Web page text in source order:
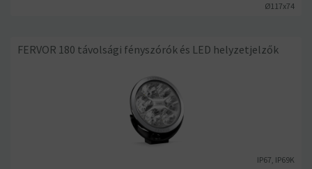
Ø117x74
FERVOR 180 távolsági fényszórók és LED helyzetjelzők
IP67, IP69K